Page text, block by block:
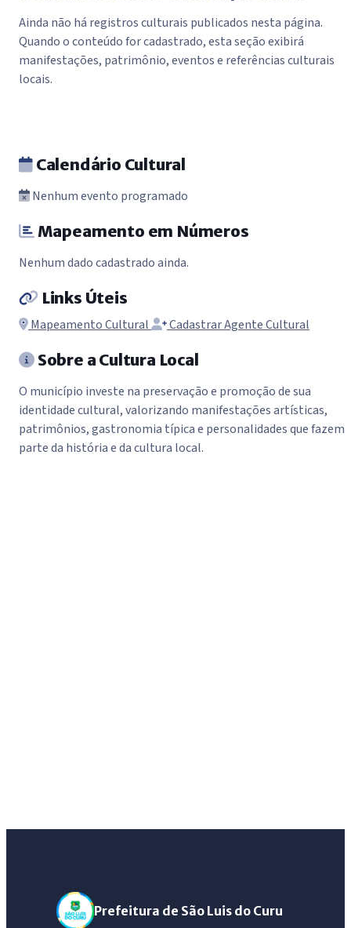
Ainda não há registros culturais publicados nesta página.
Quando o conteúdo for cadastrado, esta seção exibirá
manifestações, patrimônio, eventos e referências culturais
locais.
Calendário Cultural
Nenhum evento programado
Mapeamento em Números
Nenhum dado cadastrado ainda.
Links Úteis
Mapeamento Cultural Cadastrar Agente Cultural
Sobre a Cultura Local
O município investe na preservação e promoção de sua
identidade cultural, valorizando manifestações artísticas,
patrimônios, gastronomia típica e personalidades que fazem
parte da história e da cultura local.
Prefeitura de São Luis do Curu